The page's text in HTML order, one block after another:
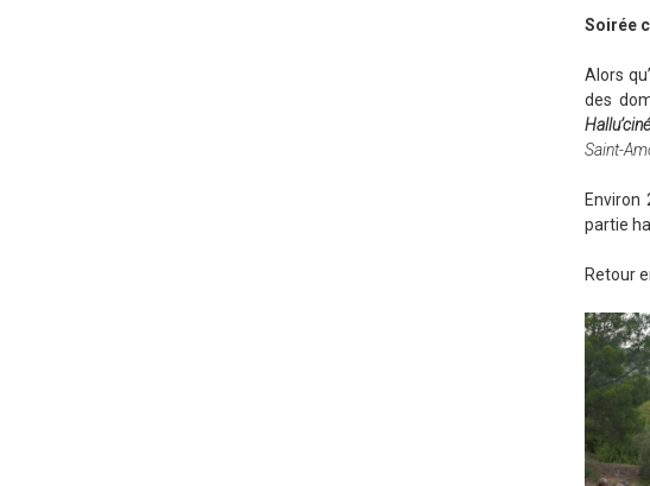
Soirée
Alors
des
Saint-
partie
Retour